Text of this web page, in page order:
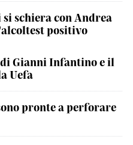
schiera con Andrea
positivo
Gianni Infantino e il
Uefa
pronte a perforare